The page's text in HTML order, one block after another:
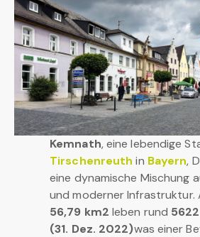
Kemnath, eine lebendige
Tirschenreuth in Bayern,
eine dynamische Mischung
und moderner Infrastruktur.
56,79 km2 leben rund 5622
(31. Dez. 2022)was einer